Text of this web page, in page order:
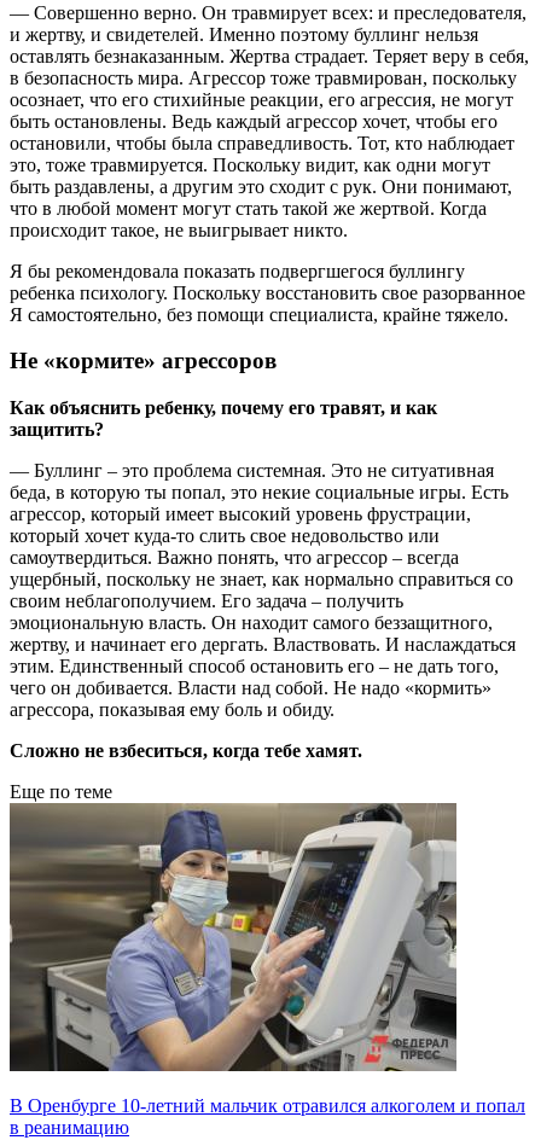
— Совершенно верно. Он травмирует всех: и преследователя,
и жертву, и свидетелей. Именно поэтому буллинг нельзя
оставлять безнаказанным. Жертва страдает. Теряет веру в себя,
в безопасность мира. Агрессор тоже травмирован, поскольку
осознает, что его стихийные реакции, его агрессия, не могут
быть остановлены. Ведь каждый агрессор хочет, чтобы его
остановили, чтобы была справедливость. Тот, кто наблюдает
это, тоже травмируется. Поскольку видит, как одни могут
быть раздавлены, а другим это сходит с рук. Они понимают,
что в любой момент могут стать такой же жертвой. Когда
происходит такое, не выигрывает никто.
Я бы рекомендовала показать подвергшегося буллингу
ребенка психологу. Поскольку восстановить свое разорванное
Я самостоятельно, без помощи специалиста, крайне тяжело.
Не «кормите» агрессоров
Как объяснить ребенку, почему его травят, и как
защитить?
— Буллинг – это проблема системная. Это не ситуативная
беда, в которую ты попал, это некие социальные игры. Есть
агрессор, который имеет высокий уровень фрустрации,
который хочет куда-то слить свое недовольство или
самоутвердиться. Важно понять, что агрессор – всегда
ущербный, поскольку не знает, как нормально справиться со
своим неблагополучием. Его задача – получить
эмоциональную власть. Он находит самого беззащитного,
жертву, и начинает его дергать. Властвовать. И наслаждаться
этим. Единственный способ остановить его – не дать того,
чего он добивается. Власти над собой. Не надо «кормить»
агрессора, показывая ему боль и обиду.
Сложно не взбеситься, когда тебе хамят.
Еще по теме
В Оренбурге 10-летний мальчик отравился алкоголем и попал
в реанимацию